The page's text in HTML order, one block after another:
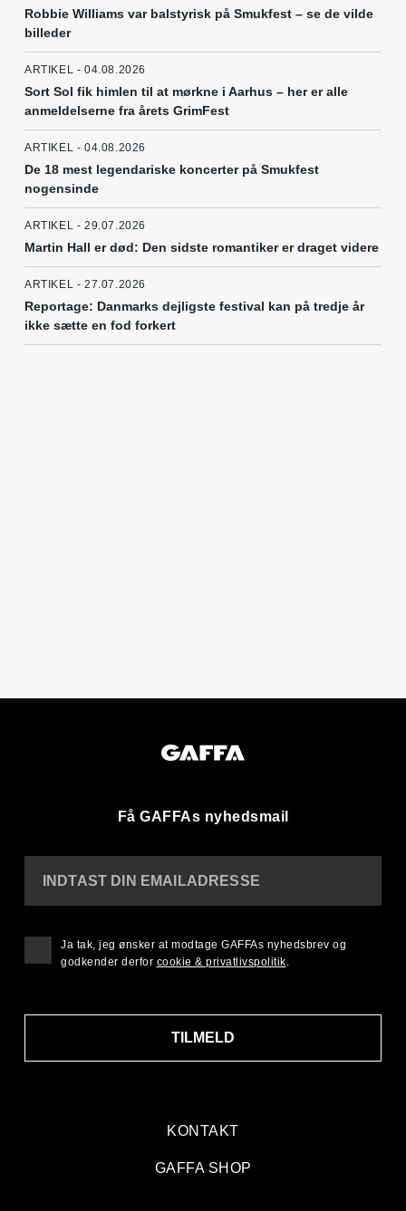
Robbie Williams var balstyrisk på Smukfest – se de vilde
billeder
ARTIKEL - 04.08.2026
Sort Sol fik himlen til at mørkne i Aarhus – her er alle
anmeldelserne fra årets GrimFest
ARTIKEL - 04.08.2026
De 18 mest legendariske koncerter på Smukfest
nogensinde
ARTIKEL - 29.07.2026
Martin Hall er død: Den sidste romantiker er draget videre
ARTIKEL - 27.07.2026
Reportage: Danmarks dejligste festival kan på tredje år
ikke sætte en fod forkert
Få GAFFAs nyhedsmail
KONTAKT
GAFFA SHOP
INDTAST DIN EMAILADRESSE
TILMELD
Ja tak, jeg ønsker at modtage GAFFAs nyhedsbrev og
godkender derfor cookie & privatlivspolitik.